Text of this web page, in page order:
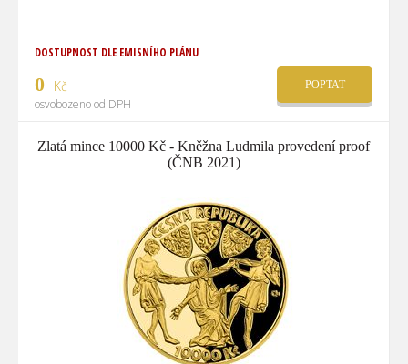
DOSTUPNOST DLE EMISNÍHO PLÁNU
0 Kč
osvobozeno od DPH
POPTAT
Zlatá mince 10000 Kč - Kněžna Ludmila provedení proof
(ČNB 2021)